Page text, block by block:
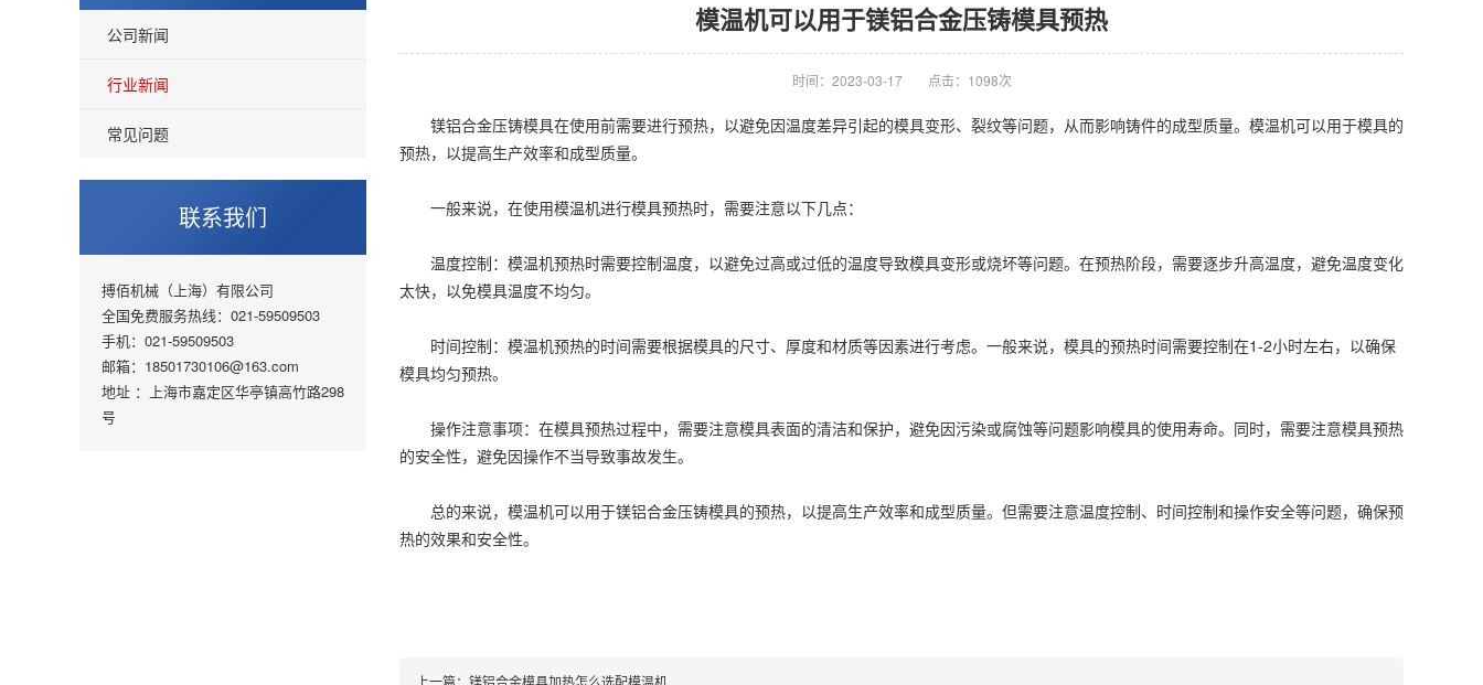
公司新闻
行业新闻
常见问题
联系我们
搏佰机械（上海）有限公司
全国免费服务热线：021-59509503
手机：021-59509503
邮箱：18501730106@163.com
地址 ：上海市嘉定区华亭镇高竹路298
号
模温机可以用于镁铝合金压铸模具预热
时间：2023-03-17 点击：1098次
镁铝合金压铸模具在使用前需要进行预热，以避免因温度差异引起的模具变形、裂纹等问题，从而影响铸件的成型质量。模温机可以用于模具的
预热，以提高生产效率和成型质量。
一般来说，在使用模温机进行模具预热时，需要注意以下几点：
温度控制：模温机预热时需要控制温度，以避免过高或过低的温度导致模具变形或烧坏等问题。在预热阶段，需要逐步升高温度，避免温度变化
太快，以免模具温度不均匀。
时间控制：模温机预热的时间需要根据模具的尺寸、厚度和材质等因素进行考虑。一般来说，模具的预热时间需要控制在1-2小时左右，以确保
模具均匀预热。
操作注意事项：在模具预热过程中，需要注意模具表面的清洁和保护，避免因污染或腐蚀等问题影响模具的使用寿命。同时，需要注意模具预热
的安全性，避免因操作不当导致事故发生。
总的来说，模温机可以用于镁铝合金压铸模具的预热，以提高生产效率和成型质量。但需要注意温度控制、时间控制和操作安全等问题，确保预
热的效果和安全性。
上一篇： 镁铝合金模具加热怎么选配模温机